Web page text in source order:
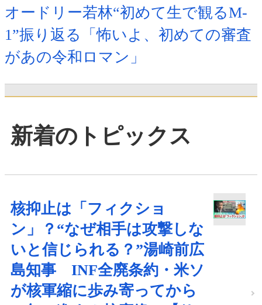
オードリー若林“初めて生で観るM-
1”振り返る「怖いよ、初めての審査
があの令和ロマン」
新着のトピックス
核抑止は「フィクショ
ン」？“なぜ相手は攻撃しな
いと信じられる？”湯崎前広
島知事 INF全廃条約・米ソ
が核軍縮に歩み寄ってから